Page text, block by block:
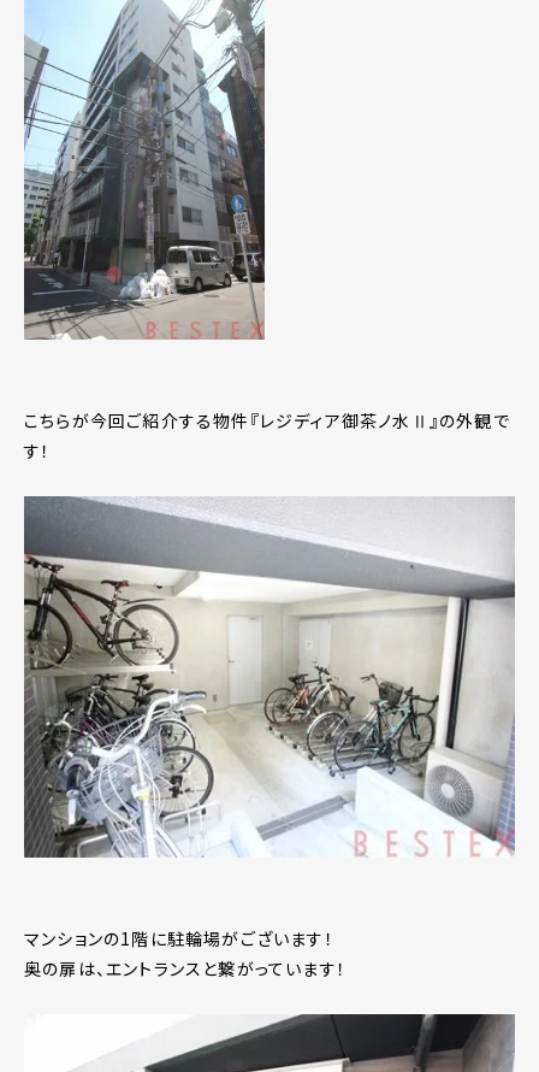
こちらが今回ご紹介する物件『レジディア御茶ノ水Ⅱ』の外観で
す！
マンションの1階に駐輪場がございます！
奥の扉は、エントランスと繋がっています！